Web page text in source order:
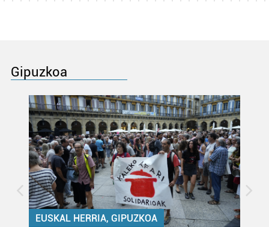
Gipuzkoa
EUSKAL HERRIA, GIPUZKOA